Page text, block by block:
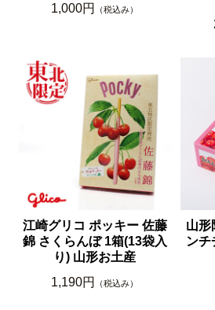
1,000円
（税込み）
江崎グリコ ポッキー 佐藤
錦 さくらんぼ 1箱(13袋入
り) 山形お土産
1,190円
（税込み）
山形
ンチ